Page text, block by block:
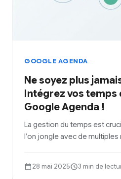
GOOGLE AGENDA
Ne soyez plus
Intégrez vos temps
Google Agenda !
La gestion du temps est
l’on jongle avec de
28 mai 2025 3 min de